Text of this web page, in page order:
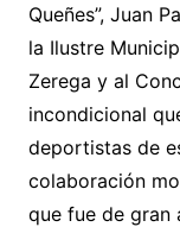
Queñes”, Juan
la Ilustre
Zerega y al
incondicional
deportistas de
colaboración
que fue de gran